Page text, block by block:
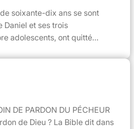
soixante-dix ans se sont
Daniel et ses trois
adolescents, ont quitté…
DE PARDON DU PÉCHEUR
de Dieu ? La Bible dit dans